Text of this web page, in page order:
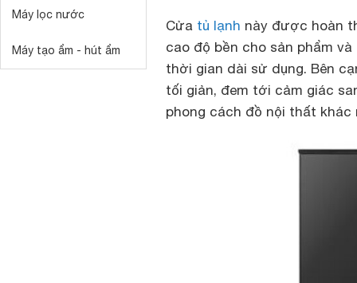
Máy lọc nước
Máy tạo ẩm - hút ẩm
Cửa tủ lạnh này được hoàn
cao độ bền cho sản phẩm
thời gian dài sử dụng. Bên
tối giản, đem tới cảm giác
phong cách đồ nội thất khác